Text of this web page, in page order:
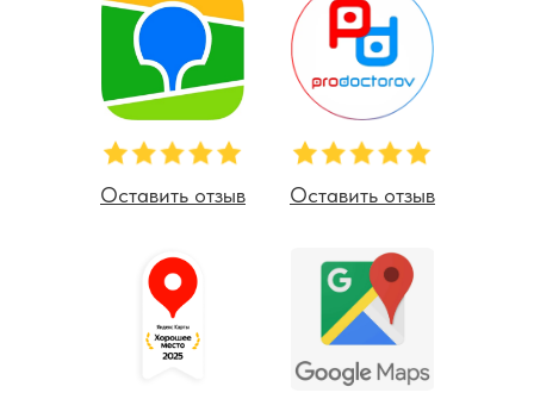
Оставить отзыв Оставить отзыв